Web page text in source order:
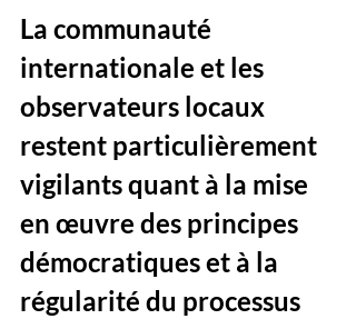
La communauté
internationale et les
observateurs locaux
restent particulièrement
vigilants quant à la mise
en œuvre des principes
démocratiques et à la
régularité du processus